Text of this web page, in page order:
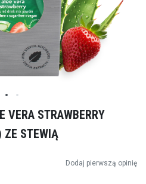
VERA STRAWBERRY
ZE STEWIĄ
Dodaj pierwszą opinię